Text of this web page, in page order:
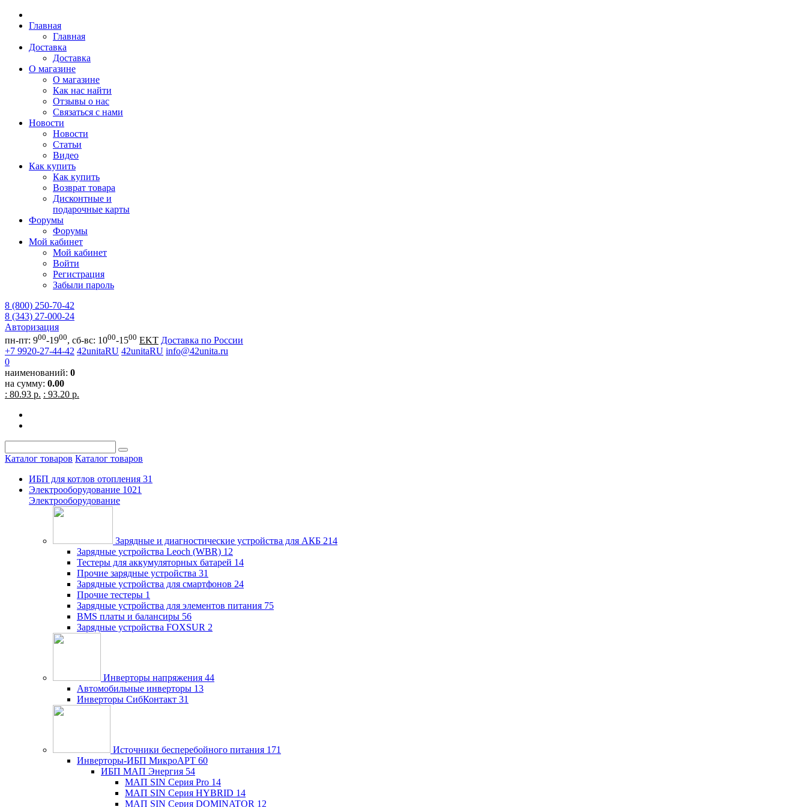
Главная
Главная
Доставка
Доставка
О магазине
О магазине
Как нас найти
Отзывы о нас
Связаться с нами
Новости
Новости
Статьи
Видео
Как купить
Как купить
Возврат товара
Дисконтные и
подарочные карты
Форумы
Форумы
Мой кабинет
Мой кабинет
Войти
Регистрация
Забыли пароль
8 (800) 250-70-42
8 (343) 27-000-24
Авторизация
пн-пт: 900-1900, сб-вс: 1000-1500 EKT Доставка по России
+7 9920-27-44-42 42unitaRU 42unitaRU info@42unita.ru
0
наименований: 0
на сумму: 0.00
: 80.93 р. : 93.20 р.
Каталог товаров Каталог товаров
ИБП для котлов отопления 31
Электрооборудование 1021
Электрооборудование
Зарядные и диагностические устройства для АКБ 214
Зарядные устройства Leoch (WBR) 12
Тестеры для аккумуляторных батарей 14
Прочие зарядные устройства 31
Зарядные устройства для смартфонов 24
Прочие тестеры 1
Зарядные устройства для элементов питания 75
BMS платы и балансиры 56
Зарядные устройства FOXSUR 2
Инверторы напряжения 44
Автомобильные инверторы 13
Инверторы СибКонтакт 31
Источники бесперебойного питания 171
Инверторы-ИБП МикроАРТ 60
ИБП МАП Энергия 54
МАП SIN Серия Pro 14
МАП SIN Серия HYBRID 14
МАП SIN Серия DOMINATOR 12